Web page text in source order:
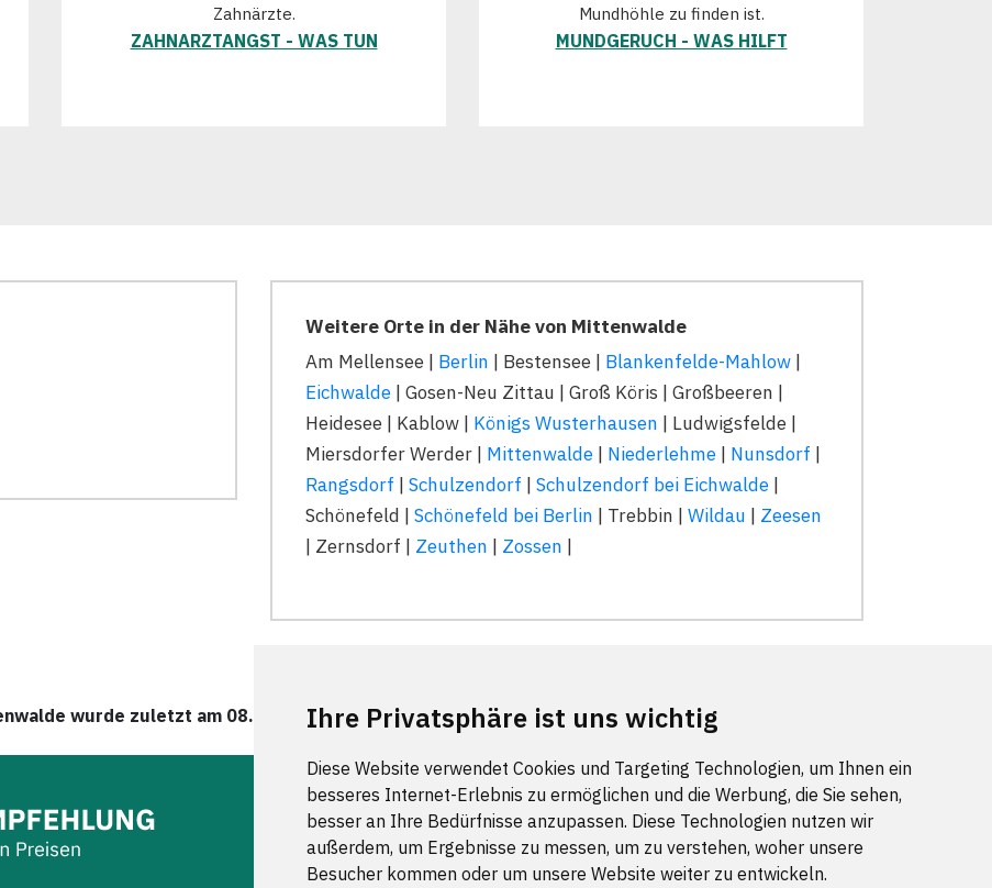
Ihre Privatsphäre ist uns wichtig
Diese Website verwendet Cookies und Targeting Technologien, um Ihnen ein
besseres Internet-Erlebnis zu ermöglichen und die Werbung, die Sie sehen,
besser an Ihre Bedürfnisse anzupassen. Diese Technologien nutzen wir
außerdem, um Ergebnisse zu messen, um zu verstehen, woher unsere
Besucher kommen oder um unsere Website weiter zu entwickeln.
Zahnärzte.
ZAHNARZTANGST - WAS TUN
Mundhöhle zu finden ist.
MUNDGERUCH - WAS HILFT
Weitere Orte in der Nähe von Mittenwalde
Am Mellensee | Berlin | Bestensee | Blankenfelde-Mahlow |
Eichwalde | Gosen-Neu Zittau | Groß Köris | Großbeeren |
Heidesee | Kablow | Königs Wusterhausen | Ludwigsfelde |
Miersdorfer Werder | Mittenwalde | Niederlehme | Nunsdorf |
Rangsdorf | Schulzendorf | Schulzendorf bei Eichwalde |
Schönefeld | Schönefeld bei Berlin | Trebbin | Wildau | Zeesen
| Zernsdorf | Zeuthen | Zossen |
wurde zuletzt am 08. August 2026 um 00:00:08 Uhr aktualisiert.
FOLGEN SIE UNS